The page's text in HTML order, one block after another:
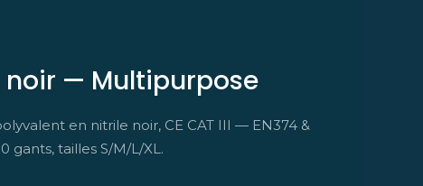
— Multipurpose
en nitrile noir, CE CAT III — EN374 &
gants, tailles S/M/L/XL.